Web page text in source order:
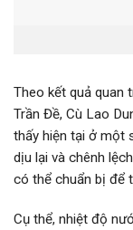
Theo kết quả quan
Trần Đề, Cù Lao
thấy hiện tại ở một
dịu lại và chênh
có thể chuẩn bị để
Cụ thể, nhiệt độ